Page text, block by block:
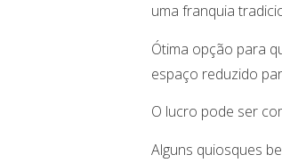
uma franquia
Ótima opção para
espaço reduzido
O lucro pode ser
Alguns quiosques